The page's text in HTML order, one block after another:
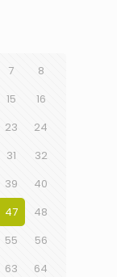
7
8
15
16
23
24
31
32
39
40
47
48
55
56
63
64